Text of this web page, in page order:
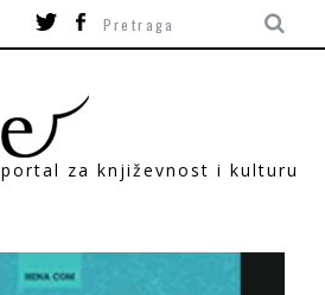
portal za književnost i kulturu